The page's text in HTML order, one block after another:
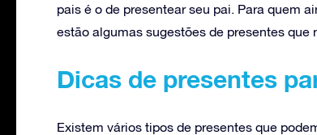
pais é o de presentear seu pai. Para quem
estão algumas sugestões de presentes que
Dicas de presentes
Existem vários tipos de presentes que